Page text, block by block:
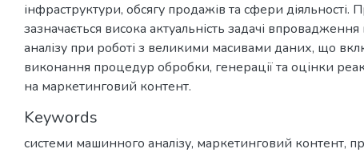
інфраструктури, обсягу продажів та сфери діяльності.
зазначається висока актуальність задачі
аналізу при роботі з великими масивами даних, що
виконання процедур обробки, генерації та оцінки
на маркетинговий контент.
Keywords
системи машинного аналізу, маркетинговий контент,